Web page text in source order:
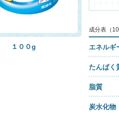
成分表（
エネルギ
たんぱく
脂質
炭水化物
１００g